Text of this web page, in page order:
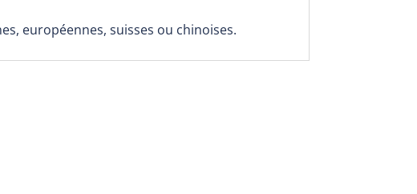
européennes, suisses ou chinoises.